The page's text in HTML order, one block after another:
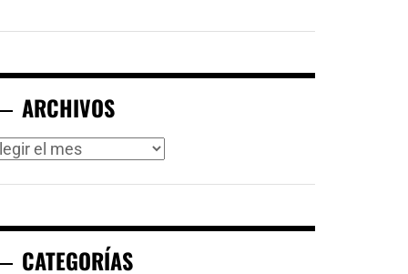
ARCHIVOS
CATEGORÍAS